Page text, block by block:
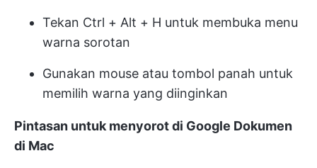
Tekan Ctrl + Alt + H untuk membuka menu
warna sorotan
Gunakan mouse atau tombol panah untuk
memilih warna yang diinginkan
Pintasan untuk menyorot di Google Dokumen
di Mac